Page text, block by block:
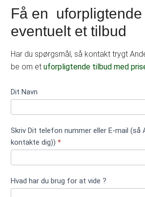
Få en
eventuelt et tilbud
Har du spørgsmål, så kontakt trygt
be om etuforpligtende tilbud med
Kontakt
kort
ingen
upload
Dit Navn
Skriv Dit telefon nummer eller E-mail (så
kontakte dig))*
Hvad har du brug for at vide ?